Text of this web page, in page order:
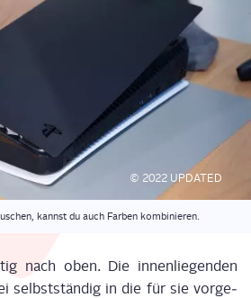
© 2022 UPDATED
kannst du auch Far­ben kombinieren.
nach oben. Die innen­lie­gen­den
selbst­stän­dig in die für sie vor­ge­